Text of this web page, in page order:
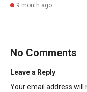
9 month ago
No Comments
Leave a Reply
Your email address will